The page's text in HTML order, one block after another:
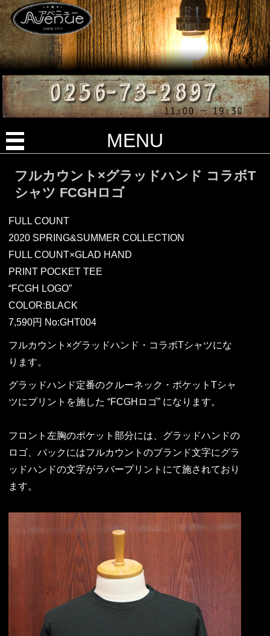
MENU
フルカウント×グラッドハンド コラボT
シャツ FCGHロゴ
FULL COUNT
2020 SPRING&SUMMER COLLECTION
FULL COUNT×GLAD HAND
PRINT POCKET TEE
“FCGH LOGO”
COLOR:BLACK
7,590円 No:GHT004
フルカウント×グラッドハンド・コラボTシャツにな
ります。
グラッドハンド定番のクルーネック・ポケットTシャ
ツにプリントを施した “FCGHロゴ” になります。
フロント左胸のポケット部分には、グラッドハンドの
ロゴ、バックにはフルカウントのブランド文字にグラ
ッドハンドの文字がラバープリントにて施されており
ます。